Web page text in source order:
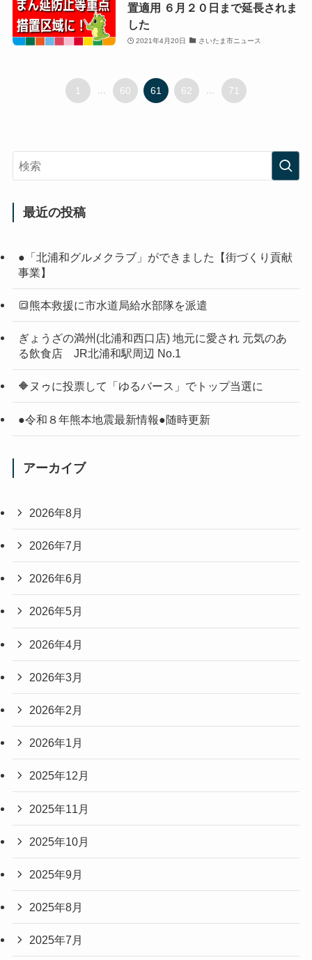
置適用 ６月２０日まで延長されま
した
2021年4月20日 さいたま市ニュース
1 ... 60 61 62 ... 71
最近の投稿
●「北浦和グルメクラブ」ができました【街づくり貢献
事業】
🔳熊本救援に市水道局給水部隊を派遣
ぎょうざの満州(北浦和西口店) 地元に愛され 元気のあ
る飲食店 JR北浦和駅周辺 No.1
🔶ヌゥに投票して「ゆるバース」でトップ当選に
●令和８年熊本地震最新情報●随時更新
アーカイブ
2026年8月
2026年7月
2026年6月
2026年5月
2026年4月
2026年3月
2026年2月
2026年1月
2025年12月
2025年11月
2025年10月
2025年9月
2025年8月
2025年7月